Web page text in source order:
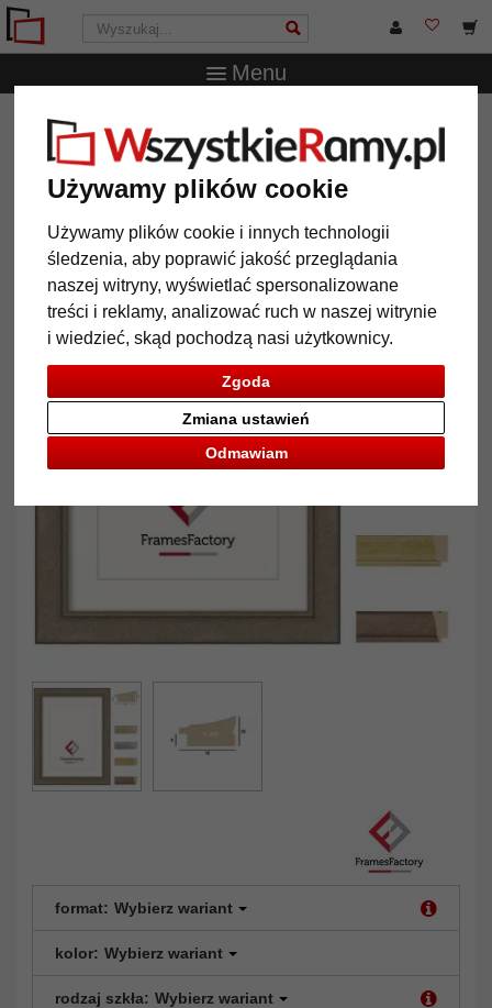
Używamy plików cookie
Używamy plików cookie i innych technologii
śledzenia, aby poprawić jakość przeglądania
naszej witryny, wyświetlać spersonalizowane
treści i reklamy, analizować ruch w naszej witrynie
i wiedzieć, skąd pochodzą nasi użytkownicy.
Zgoda
Odmawiam
Zmiana ustawień
Menu
WszystkieRamy.pl
Barokowa rama Isabel
Barokowa rama Isabel
format: Wybierz wariant
kolor: Wybierz wariant
rodzaj szkła: Wybierz wariant